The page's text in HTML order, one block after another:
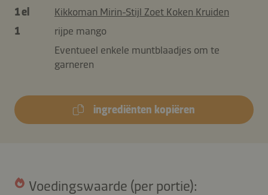
1 el
Kikkoman Mirin-Stijl Zoet Koken Kruiden
1
rijpe mango
Eventueel enkele muntblaadjes om te
garneren
ingrediënten kopiëren
Voedingswaarde (per portie):